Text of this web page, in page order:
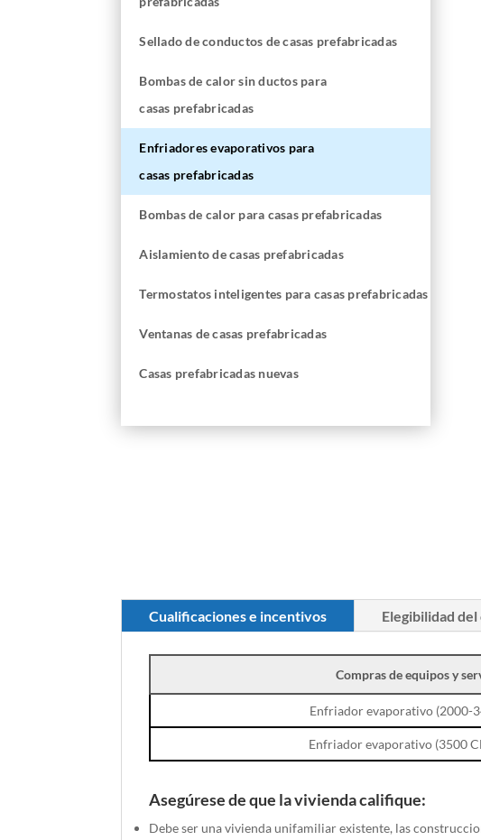
Sellado de conductos de casas prefabricadas
Bombas de calor sin ductos para
casas prefabricadas
Enfriadores evaporativos para
casas prefabricadas
Bombas de calor para casas prefabricadas
Aislamiento de casas prefabricadas
Termostatos inteligentes para casas prefabricadas
Ventanas de casas prefabricadas
Casas prefabricadas nuevas
Cualificaciones e incentivos Elegibilidad
Compras de equipos y
Enfriador evaporativo (2000-
Enfriador evaporativo (3500
Asegúrese de que la vivienda califique:
Debe ser una vivienda unifamiliar existente, las